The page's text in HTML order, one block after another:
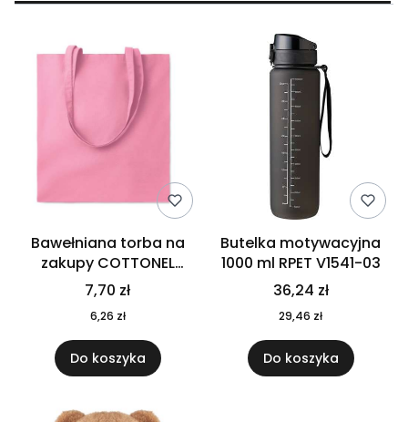
Bawełniana torba na
zakupy COTTONEL
COLOUR++ MO9846-11
7,70 zł
6,26 zł
Do koszyka
Butelka motywacyjna
1000 ml RPET V1541-03
36,24 zł
29,46 zł
Do koszyka